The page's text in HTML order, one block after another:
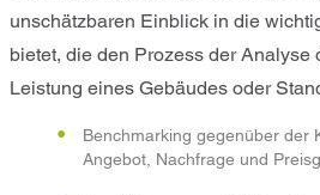
unschätzbaren Einblick in die
bietet, die den Prozess der Analyse
Leistung eines Gebäudes oder
Benchmarking gegenüber der
Angebot, Nachfrage und